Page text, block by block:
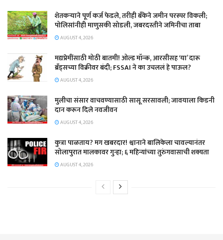
शेतकऱ्याने पूर्ण कर्ज फेडले, तरीही बँकेने जमीन परस्पर विकली;
पोलिसांनीही माणुसकी सोडली, जबरदस्तीने जमिनीचा ताबा
AUGUST 4, 2026
मद्यप्रेमींसाठी मोठी बातमी! ओल्ड मॉन्क, आरसीसह ‘या’ दारू
ब्रँड्सच्या विक्रीवर बंदी; FSSAI ने का उचललं हे पाऊल?
AUGUST 4, 2026
मुलीचा संसार वाचवण्यासाठी सासू सरसावली; जावयाला किडनी
दान करून दिले नवजीवन
AUGUST 4, 2026
कुत्रा पाळताय? मग खबरदार! श्वानाने बालिकेला चावल्यानंतर
सोलापुरात मालकावर गुन्हा; ६ महिन्यांच्या तुरुंगवासाची शक्यता
AUGUST 4, 2026